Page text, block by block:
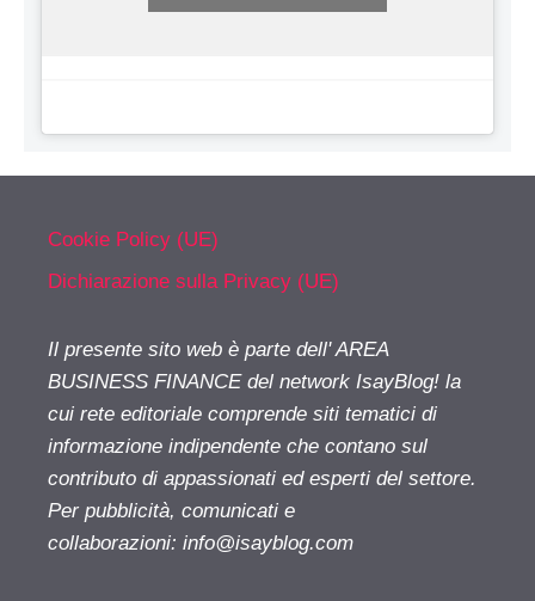
Cookie Policy (UE)
Dichiarazione sulla Privacy (UE)
Il presente sito web è parte dell' AREA
BUSINESS FINANCE del network IsayBlog! la
cui rete editoriale comprende siti tematici di
informazione indipendente che contano sul
contributo di appassionati ed esperti del settore.
Per pubblicità, comunicati e
collaborazioni: info@isayblog.com